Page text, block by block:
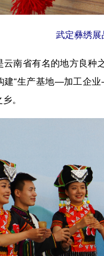
武定彝绣展
省有名的地方良种之
建“生产基地—加工企
。